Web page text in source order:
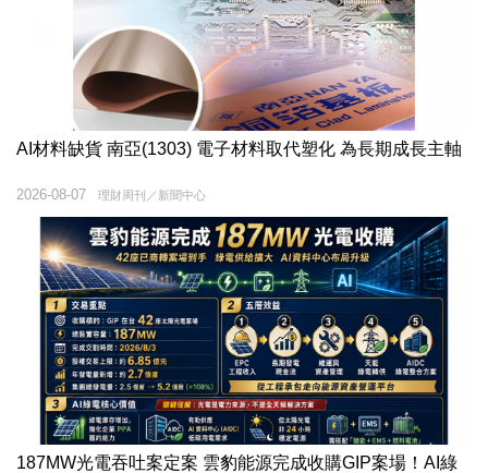
AI材料缺貨 南亞(1303) 電子材料取代塑化 為長期成長主軸
理財周刊／新聞中心
2026-08-07
187MW光電吞吐案定案 雲豹能源完成收購GIP案場！AI綠